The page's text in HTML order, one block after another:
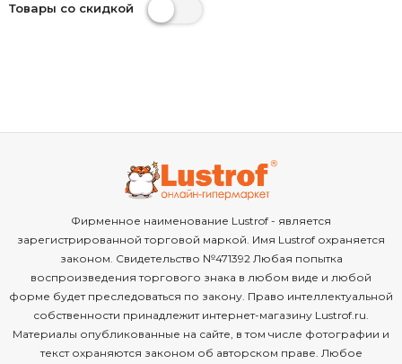
Товары со скидкой
Фирменное наименование Lustrof - является
зарегистрированной торговой маркой. Имя Lustrof охраняется
законом. Свидетельство №471392 Любая попытка
воспроизведения торгового знака в любом виде и любой
форме будет преследоваться по закону. Право интеллектуальной
собственности принадлежит интернет-магазину Lustrof.ru.
Материалы опубликованные на сайте, в том числе фотографии и
текст охраняются законом об авторском праве. Любое